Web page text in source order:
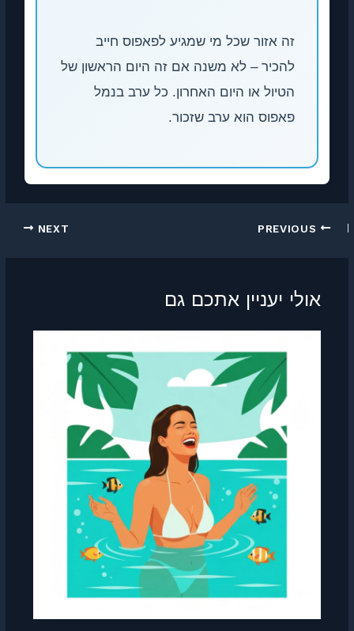
אזור שכל מי שמגיע לפאפוס חייב
– לא משנה אם זה היום הראשון של
או היום האחרון. כל ערב בנמל
הוא ערב שזכור.
יעניין אתכם גם